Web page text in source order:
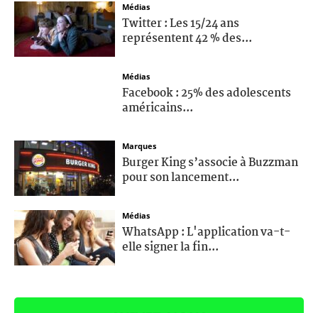
Médias
Twitter : Les 15/24 ans
représentent 42 % des...
Médias
Facebook : 25% des adolescents
américains...
Marques
Burger King s’associe à Buzzman
pour son lancement...
Médias
WhatsApp : L'application va-t-
elle signer la fin...